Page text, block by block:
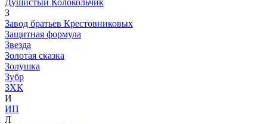
Душистый Колокольчик
З
Завод братьев Крестовниковых
Защитная формула
Звезда
Золотая сказка
Золушка
Зубр
ЗХК
И
ИП
Л